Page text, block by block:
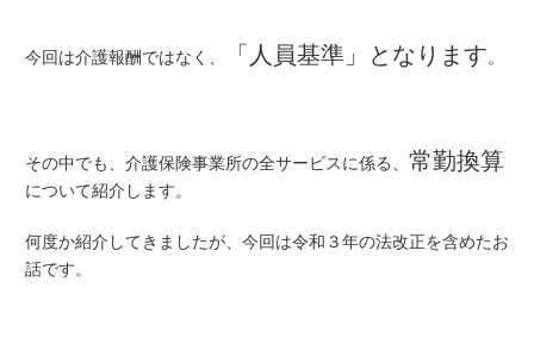
今回は介護報酬ではなく、 「人員基準」となります。
その中でも、介護保険事業所の全サービスに係る、 常勤換算
について紹介します。
何度か紹介してきましたが、今回は令和３年の法改正を含めたお
話です。